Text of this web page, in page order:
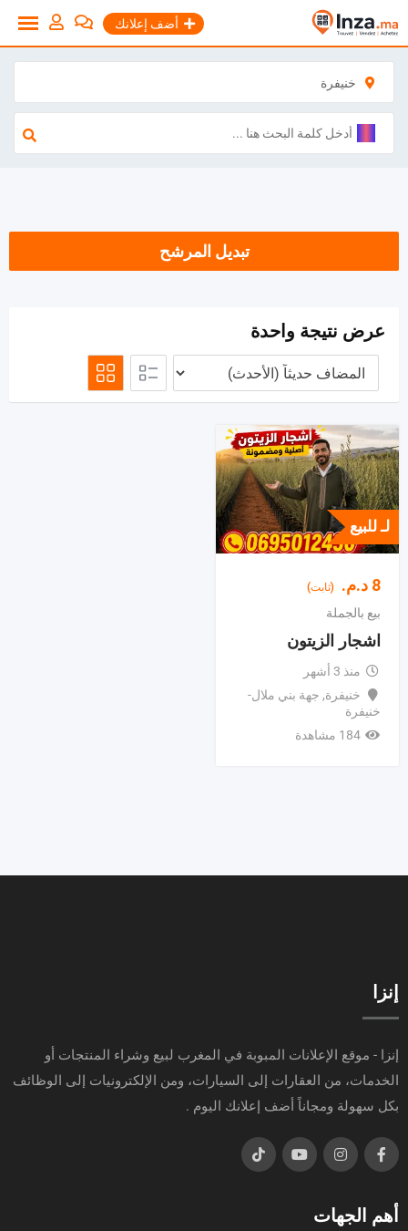
إلى
المحتوى
أضف إعلانك
خنيفرة
تبديل المرشح
عرض نتيجة واحدة
لـ للبيع
8 د.م. (ثابت)
بيع بالجملة
اشجار الزيتون
منذ 3 أشهر
خنيفرة, جهة بني ملال-
خنيفرة
184 مشاهدة
إنزا
إنزا - موقع الإعلانات المبوبة في المغرب لبيع وشراء المنتجات أو
الخدمات، من العقارات إلى السيارات، ومن الإلكترونيات إلى الوظائف
بكل سهولة ومجاناً أضف إعلانك اليوم .
أهم الجهات